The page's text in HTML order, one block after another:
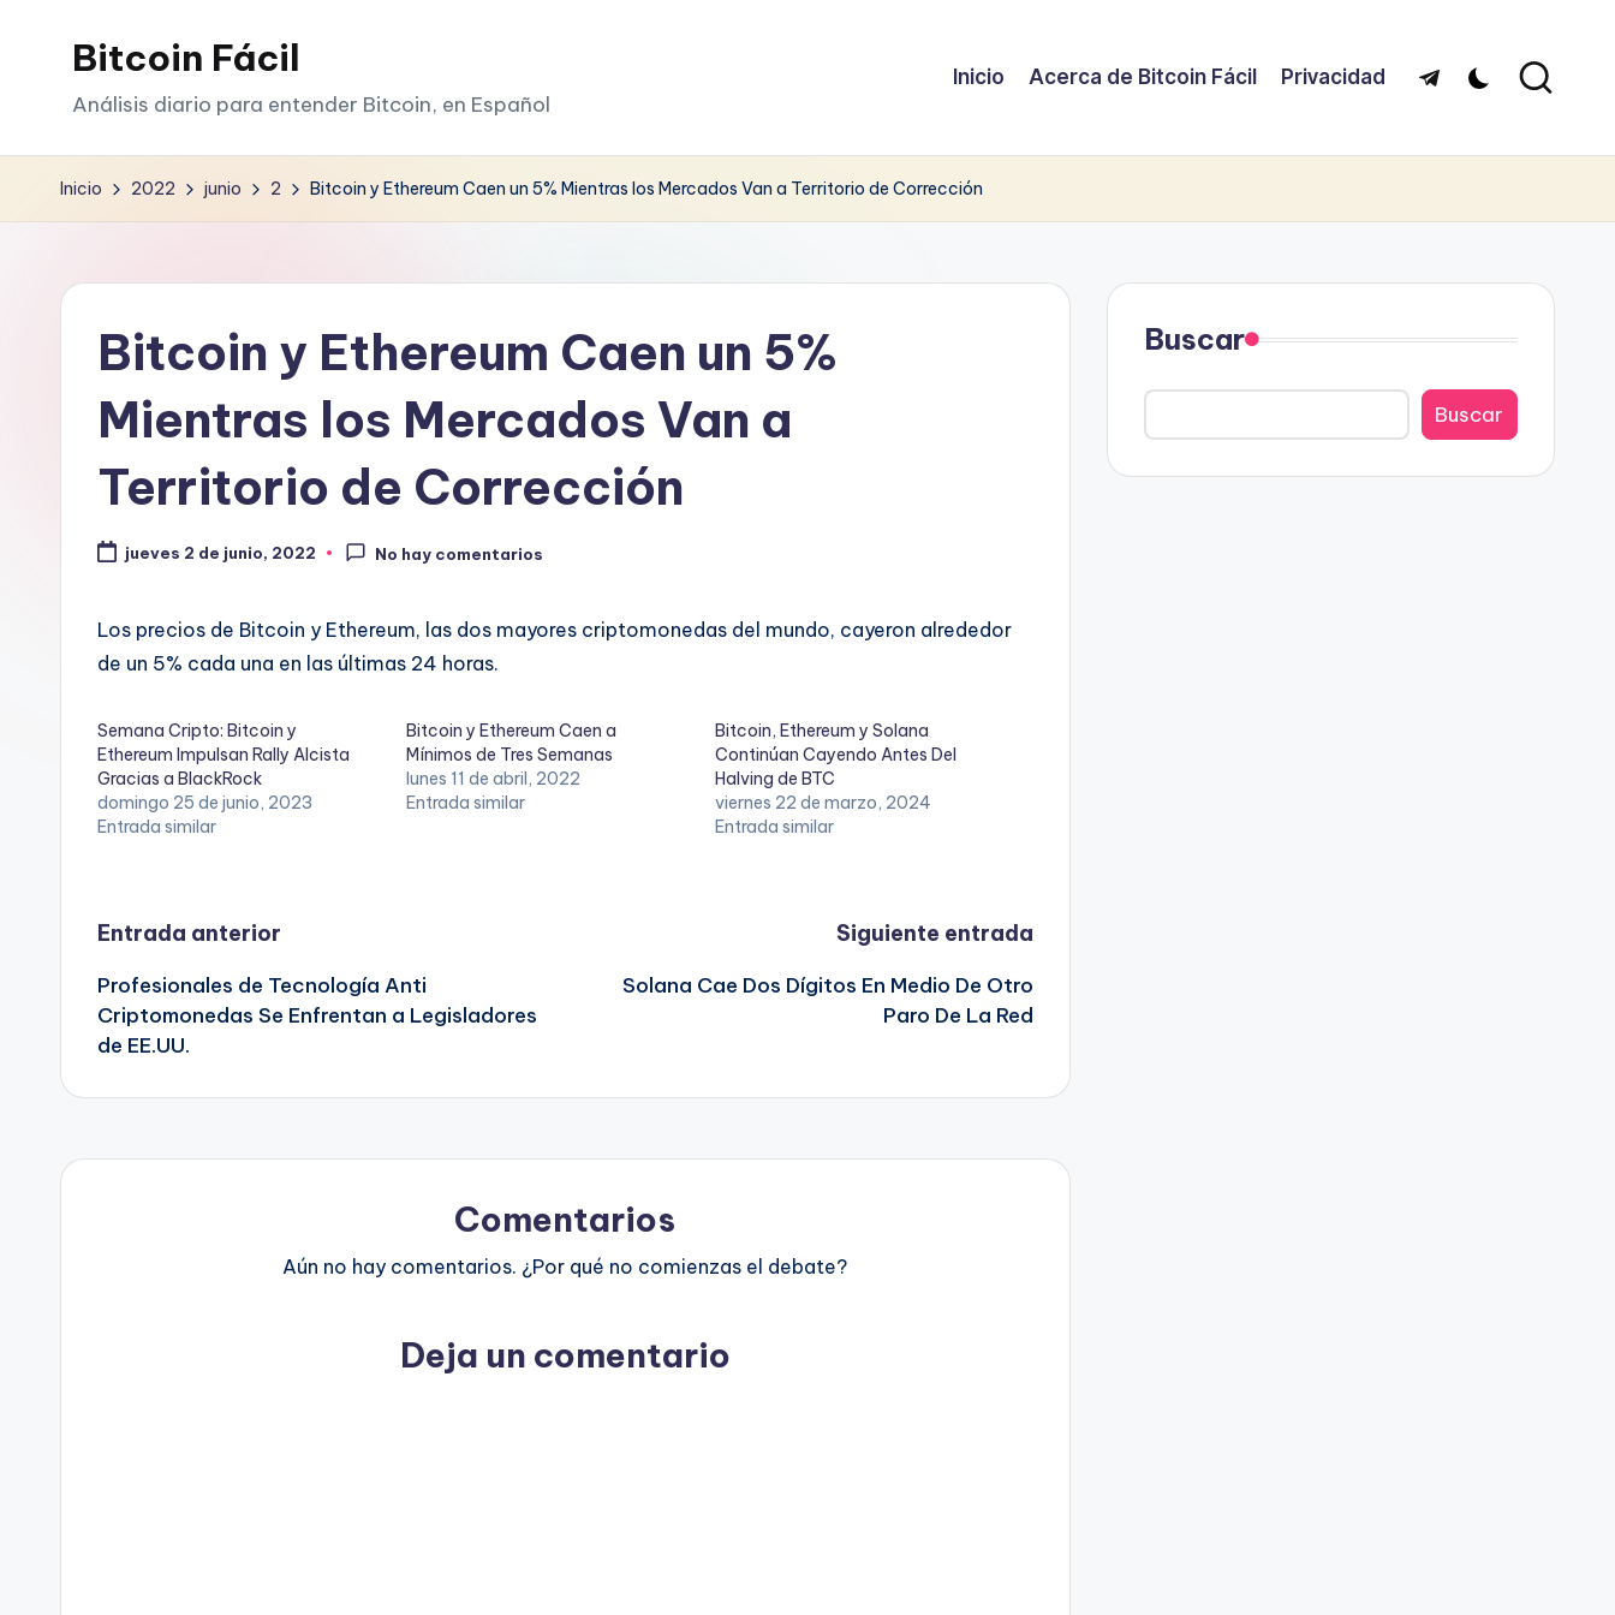
Bitcoin Fácil
Análisis diario para entender Bitcoin, en Español
Inicio Acerca de Bitcoin Fácil Privacidad Telegram
Inicio 2022 junio 2 Bitcoin y Ethereum Caen un 5% Mientras los Mercados Van a Territorio de Corrección
Bitcoin y Ethereum Caen un 5%
Mientras los Mercados Van a
Territorio de Corrección
jueves 2 de junio, 2022 No hay comentarios
Los precios de Bitcoin y Ethereum, las dos mayores criptomonedas del mundo, cayeron alrededor
de un 5% cada una en las últimas 24 horas.
Semana Cripto: Bitcoin y
Ethereum Impulsan Rally Alcista
Gracias a BlackRock
domingo 25 de junio, 2023
Entrada similar
Bitcoin y Ethereum Caen a
Mínimos de Tres Semanas
lunes 11 de abril, 2022
Entrada similar
Bitcoin, Ethereum y Solana
Continúan Cayendo Antes Del
Halving de BTC
viernes 22 de marzo, 2024
Entrada similar
Navegación
de
entradas
Entrada anterior
Profesionales de Tecnología Anti
Criptomonedas Se Enfrentan a Legisladores
de EE.UU.
Siguiente entrada
Solana Cae Dos Dígitos En Medio De Otro
Paro De La Red
Comentarios
Aún no hay comentarios. ¿Por qué no comienzas el debate?
Deja un comentario
Buscar
Buscar